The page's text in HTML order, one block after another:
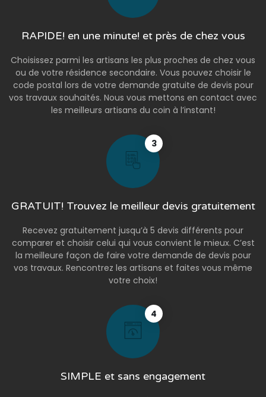
RAPIDE! en une minute! et près de chez vous
Choisissez parmi les artisans les plus proches de chez vous
ou de votre résidence secondaire. Vous pouvez choisir le
code postal lors de votre demande gratuite de devis pour
vos travaux souhaités. Nous vous mettons en contact avec
les meilleurs artisans du coin à l’instant!
3
GRATUIT! Trouvez le meilleur devis gratuitement
Recevez gratuitement jusqu’à 5 devis différents pour
comparer et choisir celui qui vous convient le mieux. C’est
la meilleure façon de faire votre demande de devis pour
vos travaux. Rencontrez les artisans et faites vous même
votre choix!
4
SIMPLE et sans engagement